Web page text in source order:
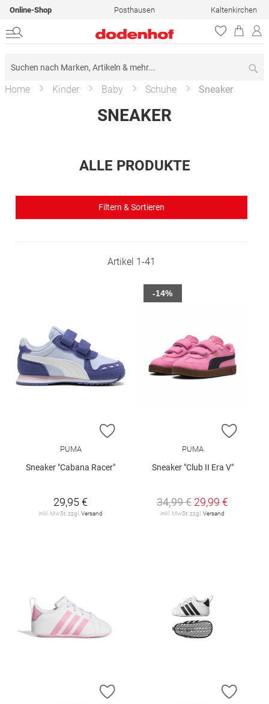
Online-Shop Posthausen Kaltenkirchen
Home Kinder Baby Schuhe Sneaker
SNEAKER
ALLE PRODUKTE
Filtern & Sortieren
Artikel 1-41
ZUR WUNSCHLISTE HINZUFÜGEN
PUMA
Sneaker "Cabana Racer"
29,95 €
inkl. MwSt. zzgl. Versand
ZUR
PUMA
Sneaker "Club II Era V"
34,99 € 29,99 €
inkl. MwSt. zzgl. Versand
-14%
ZUR WUNSCHLISTE HINZUFÜGEN
ZUR